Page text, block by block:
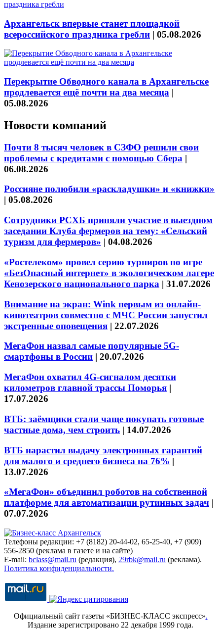
Архангельск впервые станет площадкой
всероссийского праздника гребли | 05.08.2026
Перекрытие Обводного канала в Архангельске
продлевается ещё почти на два месяца |
05.08.2026
Новости компаний
Почти 8 тысяч человек в СЗФО решили свои
проблемы с кредитами с помощью Сбера |
06.08.2026
Россияне полюбили «раскладушки» и «книжки»
| 05.08.2026
Сотрудники РСХБ приняли участие в выездном
заседании Клуба фермеров на тему: «Сельский
туризм для фермеров» | 04.08.2026
«Ростелеком» провел серию турниров по игре
«БезОпасный интернет» в экологическом лагере
Кенозерского национального парка | 31.07.2026
Внимание на экран: Wink первым из онлайн-
кинотеатров совместно с МЧС России запустил
экстренные оповещения | 22.07.2026
МегаФон назвал самые популярные 5G-
смартфоны в России | 20.07.2026
МегаФон охватил 4G-сигналом десятки
километров главной трассы Поморья |
17.07.2026
ВТБ: заёмщики стали чаще покупать готовые
частные дома, чем строить | 14.07.2026
ВТБ нарастил выдачу электронных гарантий
для малого и среднего бизнеса на 76% |
13.07.2026
«МегаФон» объединил роботов на собственной
платформе для автоматизации рутинных задач |
07.07.2026
Телефоны редакции: +7 (8182) 20-44-02, 65-25-40, +7 (909)
556-2850 (реклама в газете и на сайте)
E-mail: bclass@mail.ru (редакция), 29rbk@mail.ru (реклама).
Политика конфиденциальности.
Официальный сайт газеты «БИЗНЕС-КЛАСС экспресс».
Издание зарегистрировано 22 декабря 1999 года.